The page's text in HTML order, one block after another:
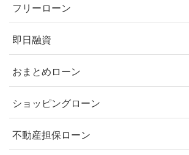
フリーローン
即日融資
おまとめローン
ショッピングローン
不動産担保ローン